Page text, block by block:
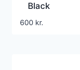
Black
600 kr.